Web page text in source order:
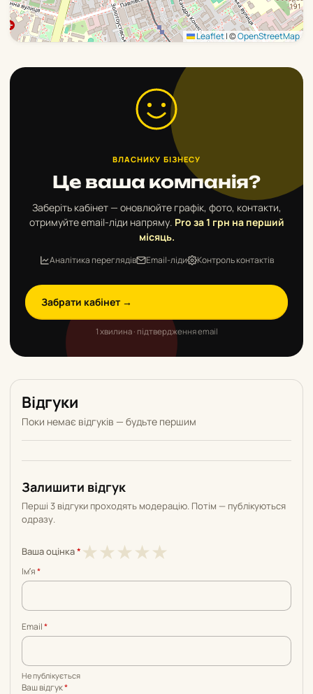
Leaflet|©OpenStreetMap
ВЛАСНИКУ БІЗНЕСУ
Це ваша компанія?
Заберіть кабінет — оновлюйте графік, фото, контакти,
отримуйте email-ліди напряму. Pro за 1 грн на перший
місяць.
Аналітика переглядів Email-ліди Контроль контактів
Забрати кабінет →
1 хвилина · підтвердження email
Відгуки
Поки немає відгуків — будьте першим
Залишити відгук
Перші 3 відгуки проходять модерацію. Потім — публікуються
одразу.
Ваша оцінка* ★
5
★4
5
★3
5
★2
5
★1
5
Імʼя*
Email*
Не публікується
Ваш відгук*